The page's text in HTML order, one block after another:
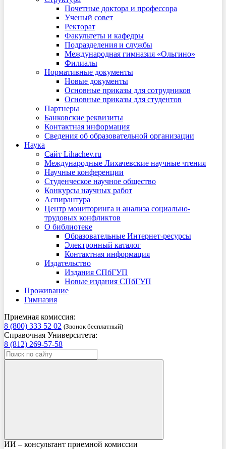
Почетные доктора и профессора
Ученый совет
Ректорат
Факультеты и кафедры
Подразделения и службы
Международная гимназия «Ольгино»
Филиалы
Нормативные документы
Новые документы
Основные приказы для сотрудников
Основные приказы для студентов
Партнеры
Банковские реквизиты
Контактная информация
Сведения об образовательной организации
Наука
Сайт Lihachev.ru
Международные Лихачевские научные чтения
Научные конференции
Студенческое научное общество
Конкурсы научных работ
Аспирантура
Центр мониторинга и анализа социально-
трудовых конфликтов
О библиотеке
Образовательные Интернет-ресурсы
Электронный каталог
Контактная информация
Издательство
Издания СПбГУП
Новые издания СПбГУП
Проживание
Гимназия
Приемная комиссия:
8 (800) 333 52 02 (Звонок бесплатный)
Справочная Университета:
8 (812) 269-57-58
ИИ – консультант приемной комиссии